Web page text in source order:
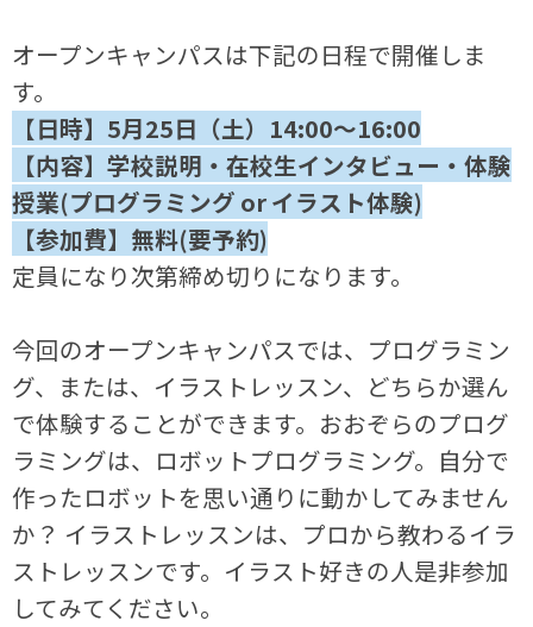
オープンキャンパスは下記の日程で開催しま
す。
【日時】5月25日（土）14:00～16:00
【内容】学校説明・在校生インタビュー・体験
授業(プログラミング or イラスト体験)
【参加費】無料(要予約)
定員になり次第締め切りになります。
今回のオープンキャンパスでは、プログラミン
グ、または、イラストレッスン、どちらか選ん
で体験することができます。おおぞらのプログ
ラミングは、ロボットプログラミング。自分で
作ったロボットを思い通りに動かしてみません
か？ イラストレッスンは、プロから教わるイラ
ストレッスンです。イラスト好きの人是非参加
してみてください。